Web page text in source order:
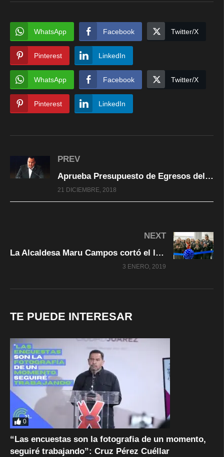
WhatsApp Facebook Twitter/X
Pinterest LinkedIn
WhatsApp Facebook Twitter/X
Pinterest LinkedIn
PREV
Aprueba Presupuesto de Egresos del Gobierno Estatal 2019: Congreso del Estado
21 DICIEMBRE, 2018
NEXT
La Alcaldesa Maru Campos cortó el listón del Museo del Policía
3 ENERO, 2019
TE PUEDE INTERESAR
0
“Las encuestas son la fotografia de un momento,
seguiré trabajando”: Cruz Pérez Cuéllar